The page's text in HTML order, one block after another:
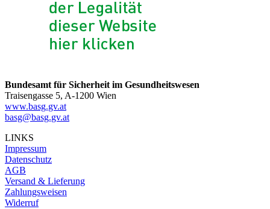
Bundesamt für Sicherheit im Gesundheitswesen
Traisengasse 5, A-1200 Wien
www.basg.gv.at
basg@basg.gv.at
LINKS
Impressum
Datenschutz
AGB
Versand & Lieferung
Zahlungsweisen
Widerruf